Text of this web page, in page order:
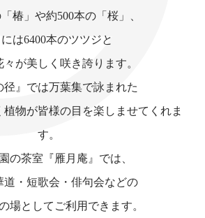
椿」や約500本の「桜」、
は6400本のツツジと
が美しく咲き誇ります。
径』では万葉集で詠まれた
植物が皆様の目を楽しませてくれま
す。
の茶室『雁月庵』では、
道・短歌会・俳句会などの
場としてご利用できます。